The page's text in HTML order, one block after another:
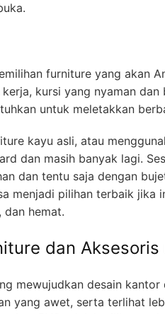
furniture yang akan
kursi yang nyaman dan
untuk meletakkan
kayu asli, atau
dan masih banyak lagi.
dan tentu saja dengan
menjadi pilihan terbaik jika
dan hemat.
dan Aksesoris
mewujudkan desain kantor
yang awet, serta terlihat